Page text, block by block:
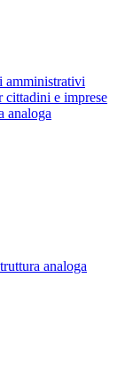
amministrativi
e imprese
analoga
analoga